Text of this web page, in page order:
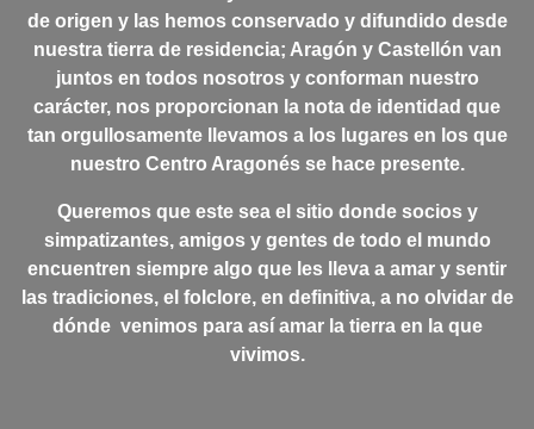
de origen y las hemos conservado y difundido desde
nuestra tierra de residencia; Aragón y Castellón van
juntos en todos nosotros y conforman nuestro
carácter, nos proporcionan la nota de identidad que
tan orgullosamente llevamos a los lugares en los que
nuestro Centro Aragonés se hace presente.
Queremos que este sea el sitio donde socios y
simpatizantes, amigos y gentes de todo el mundo
encuentren siempre algo que les lleva a amar y sentir
las tradiciones, el folclore, en definitiva, a no olvidar de
dónde venimos para así amar la tierra en la que
vivimos.